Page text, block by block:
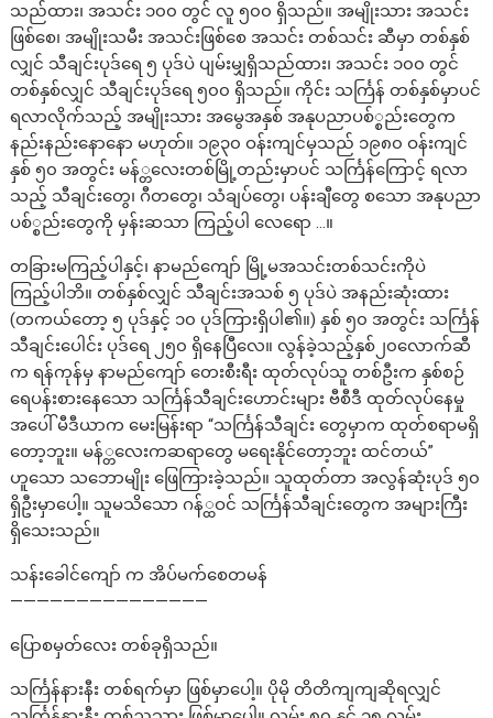
သည်ထား၊ အသင်း ၁၀၀ တွင် လူ ၅၀၀ ရှိသည်။ အမျိုးသား အသင်း
ဖြစ်စေ၊ အမျိုးသမီး အသင်းဖြစ်စေ အသင်း တစ်သင်း ဆီမှာ တစ်နှစ်
လျှင် သီချင်းပုဒ်ရေ ၅ ပုဒ်ပဲ ပျမ်းမျှရှိသည်ထား၊ အသင်း ၁၀၀ တွင်
တစ်နှစ်လျှင် သီချင်းပုဒ်ရေ ၅၀၀ ရှိသည်။ ကိုင်း သင်္ကြန် တစ်နှစ်မှာပင်
ရလာလိုက်သည့် အမျိုးသား အမွေအနှစ် အနုပညာပစ်္စည်းတွေက
နည်းနည်းနောနော မဟုတ်။ ၁၉၃၀ ဝန်းကျင်မှသည် ၁၉၈၀ ဝန်းကျင်
နှစ် ၅၀ အတွင်း မန်္တလေးတစ်မြို့တည်းမှာပင် သင်္ကြန်ကြောင့် ရလာ
သည့် သီချင်းတွေ၊ ဂီတတွေ၊ သံချပ်တွေ၊ ပန်းချီတွေ စသော အနုပညာ
ပစ်္စည်းတွေကို မှန်းဆသာ ကြည့်ပါ လေရော …။
တခြားမကြည့်ပါနှင့်၊ နာမည်ကျော် မြို့မအသင်းတစ်သင်းကိုပဲ
ကြည့်ပါဘိ။ တစ်နှစ်လျှင် သီချင်းအသစ် ၅ ပုဒ်ပဲ အနည်းဆုံးထား
(တကယ်တော့ ၅ ပုဒ်နှင့် ၁၀ ပုဒ်ကြားရှိပါ၏။) နှစ် ၅၀ အတွင်း သင်္ကြန်
သီချင်းပေါင်း ပုဒ်ရေ ၂၅၀ ရှိနေပြီလေ။ လွန်ခဲ့သည့်နှစ်၂၀လောက်ဆီ
က ရန်ကုန်မှ နာမည်ကျော် တေးစီးရီး ထုတ်လုပ်သူ တစ်ဦးက နှစ်စဉ်
ရေပန်းစားနေသော သင်္ကြန်သီချင်းဟောင်းများ ဗီစီဒီ ထုတ်လုပ်နေမှု
အပေါ် မီဒီယာက မေးမြန်းရာ “သင်္ကြန်သီချင်း တွေမှာက ထုတ်စရာမရှိ
တော့ဘူး။ မန်္တလေးကဆရာတွေ မရေးနိုင်တော့ဘူး ထင်တယ်”
ဟူသော သဘောမျိုး ဖြေကြားခဲ့သည်။ သူထုတ်တာ အလွန်ဆုံးပုဒ် ၅၀
ရှိဦးမှာပေါ့။ သူမသိသော ဂန်္ထဝင် သင်္ကြန်သီချင်းတွေက အများကြီး
ရှိသေးသည်။
သန်းခေါင်ကျော် က အိပ်မက်စေတမန်
———————————————
ပြောစမှတ်လေး တစ်ခုရှိသည်။
သင်္ကြန်နားနီး တစ်ရက်မှာ ဖြစ်မှာပေါ့။ ပိုမို တိတိကျကျဆိုရလျှင်